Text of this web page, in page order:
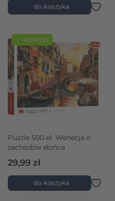
do koszyka
☆ Nowość
Puzzle 500 el. Wenecja o
zachodzie słońca
29,99 zł
do koszyka